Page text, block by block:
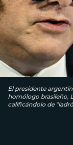
El presidente
homólogo brasileño,
calificándolo de